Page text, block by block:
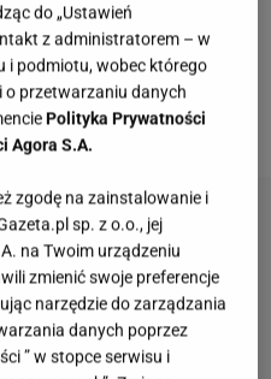
do niej, co tylko
z sezonu na maliny,
strzałem w
do „Ustawień
z administratorem – w
i podmiotu, wobec którego
o przetwarzaniu danych
Polityka Prywatności
Agora S.A.
zgodę na zainstalowanie i
sp. z o.o., jej
na Twoim urządzeniu
zmienić swoje preferencje
narzędzie do zarządzania
danych poprzez
” w stopce serwisu i